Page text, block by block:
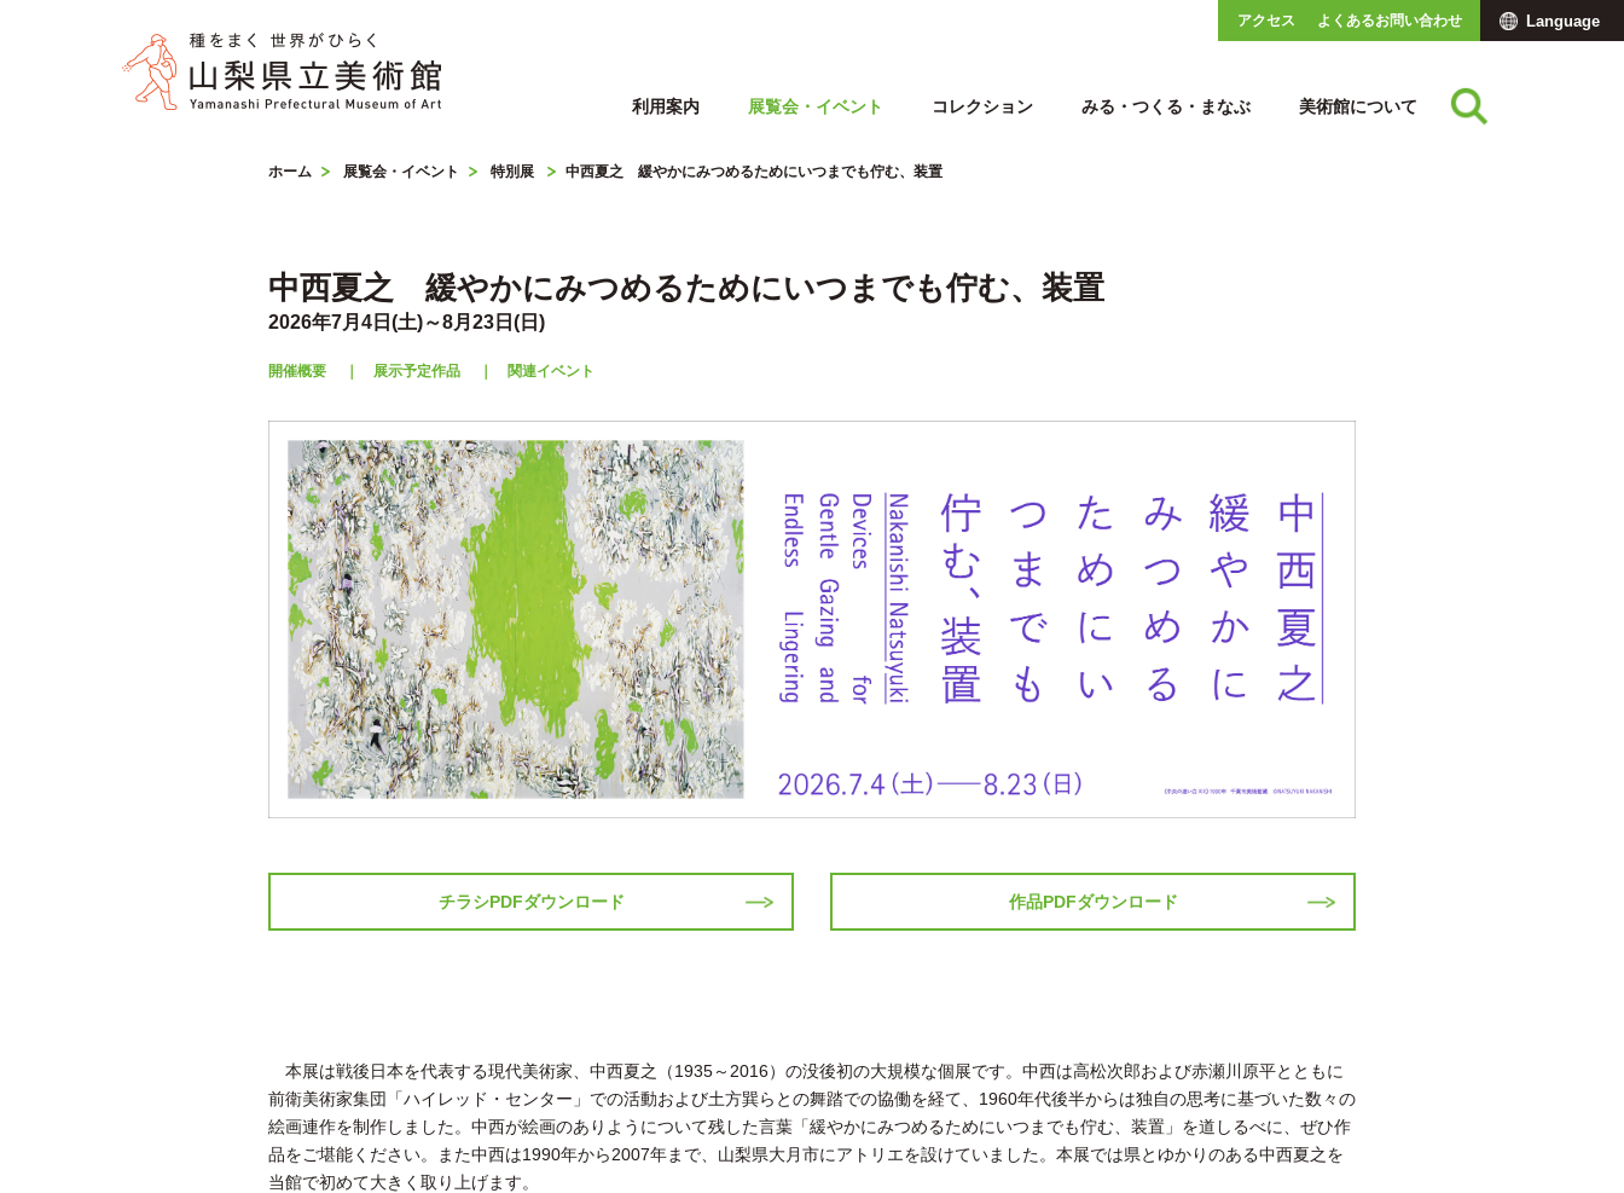
アクセス よくあるお問い合わせ Language
利用案内 展覧会・イベント コレクション みる・つくる・まなぶ 美術館について
ホーム 展覧会・イベント 特別展 中西夏之 緩やかにみつめるためにいつまでも佇む、装置
中西夏之 緩やかにみつめるためにいつまでも佇む、装置
2026年7月4日(土)～8月23日(日)
開催概要 展示予定作品 関連イベント
チラシPDFダウンロード 作品PDFダウンロード
本展は戦後日本を代表する現代美術家、中西夏之（1935～2016）の没後初の大規模な個展です。中西は高松次郎および赤瀬川原平とともに
前衛美術家集団「ハイレッド・センター」での活動および土方巽らとの舞踏での協働を経て、1960年代後半からは独自の思考に基づいた数々の
絵画連作を制作しました。中西が絵画のありようについて残した言葉「緩やかにみつめるためにいつまでも佇む、装置」を道しるべに、ぜひ作
品をご堪能ください。また中西は1990年から2007年まで、山梨県大月市にアトリエを設けていました。本展では県とゆかりのある中西夏之を
当館で初めて大きく取り上げます。